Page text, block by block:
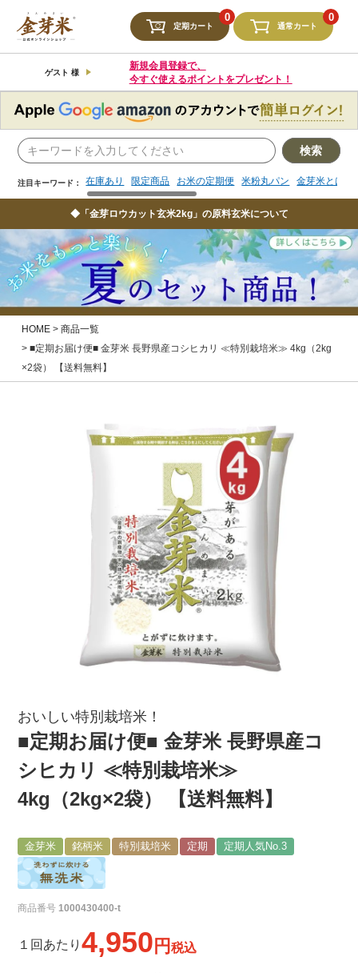
定期カート
0
通常カート
0
ゲスト 様
新規会員登録で、
今すぐ使えるポイントをプレゼント！
検索
注目キーワード： 在庫あり 限定商品 お米の定期便 米粉丸パン 金芽米とは
注目キーワード： 限定商品 お米の定期便 米粉丸パン 金芽米とは
◆「金芽ロウカット玄米2kg」の原料玄米について
HOME
商品一覧
■定期お届け便■ 金芽米 長野県産コシヒカリ ≪特別栽培米≫ 4kg（2kg
×2袋） 【送料無料】
おいしい特別栽培米！
■定期お届け便■ 金芽米 長野県産コ
シヒカリ ≪特別栽培米≫
4kg（2kg×2袋） 【送料無料】
金芽米 銘柄米 特別栽培米 定期 定期人気No.3
商品番号 1000430400-t
１回あたり4,950 税込